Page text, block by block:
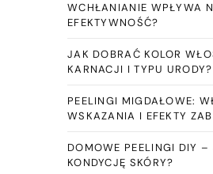
WCHŁANIANIE WPŁYWA
EFEKTYWNOŚĆ?
JAK DOBRAĆ KOLOR
KARNACJI I TYPU URODY?
PEELINGI MIGDAŁOWE:
WSKAZANIA I EFEKTY
DOMOWE PEELINGI DIY
KONDYCJĘ SKÓRY?